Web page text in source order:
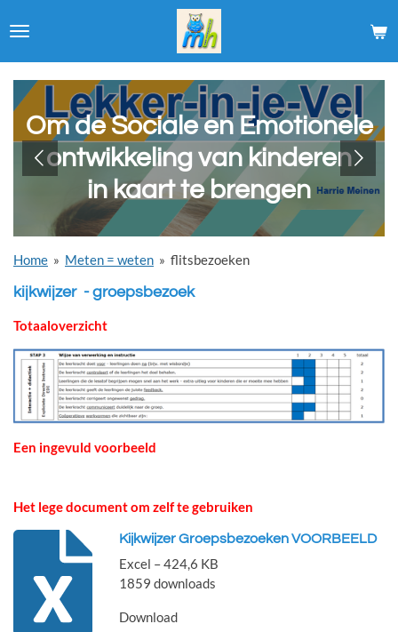
direct
hoofdinhoud
Om de Sociale en Emotionele
ontwikkeling van kinderen
in kaart te brengen
Home » Meten = weten » flitsbezoeken
kijkwijzer - groepsbezoek
Totaaloverzicht
Een ingevuld voorbeeld
Het lege document om zelf te gebruiken
Kijkwijzer Groepsbezoeken VOORBEELD
Excel – 424,6 KB
1859 downloads
Download